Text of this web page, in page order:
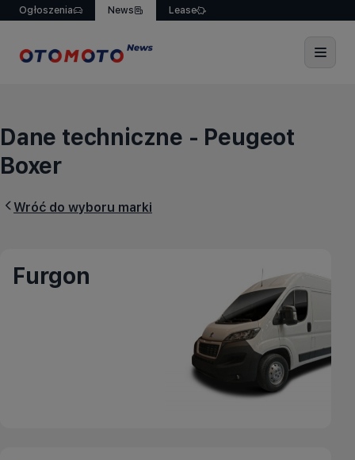
Ogłoszenia News Lease
Dane techniczne -
Dane techniczne - Peugeot
Boxer
Wróć do wyboru marki
Furgon